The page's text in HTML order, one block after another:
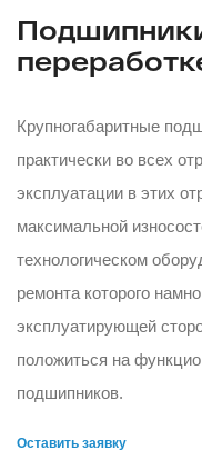
Крупногабаритные
практически во всех
эксплуатации в этих
максимальной
технологическом
ремонта которого
эксплуатирующей
положиться на
подшипников.
Оставить заявку